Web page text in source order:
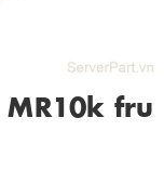
fru